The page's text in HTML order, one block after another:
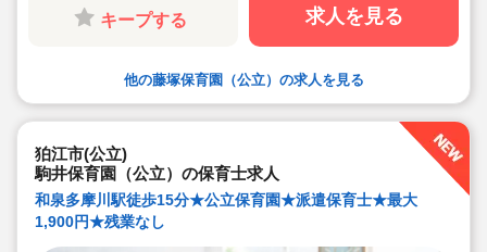
キープする 求人を見る
他の藤塚保育園（公立）の求人を見る
狛江市(公立)
駒井保育園（公立）の保育士求人
和泉多摩川駅徒歩15分★公立保育園★派遣保育士★最大
1,900円★残業なし